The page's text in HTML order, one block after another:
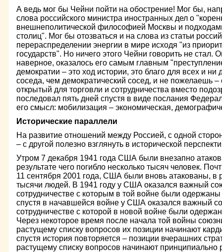
А ведь мог бы Чейни пойти на обострение! Мог бы,
слова российского министра иностранных дел о
внешнеполитической философией Москвы и
столиц". Мог бы отозваться и на слова из статьи
перераспределении энергии в мире исходя "из
государств". Но ничего этого Чейни говорить не стал.
наверное, оказалось его самым главным
демократии – это ход истории, это благо для всех и ни
соседа, чем демократический сосед, и не пожелаешь
открытый для торговли и сотрудничества вместо
последовал пять дней спустя в виде послания
его смысл: мобилизация – экономическая,
Исторические параллели
На развитие отношений между Россией, с одной
– с другой полезно взглянуть в исторической
Утром 7 декабря 1941 года США были внезапно
результате чего погибло несколько тысяч человек.
11 сентября 2001 года, США были вновь атакованы, в
тысячи людей. В 1941 году у США оказался важный
сотрудничестве с которым в той войне были
спустя в начавшейся войне у США оказался важный
сотрудничестве с которой в новой войне были
Через некоторое время после начала той войны
растущему списку вопросов их позиции начинают
спустя история повторяется – позиции вчерашних
растущему списку вопросов начинают принципиально